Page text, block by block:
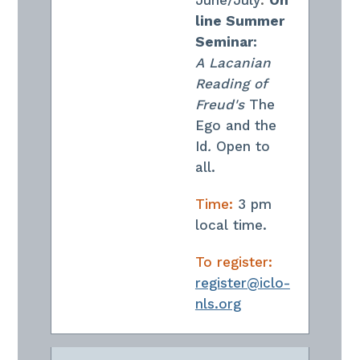
line Summer
Seminar:
A Lacanian
Reading of
Freud's The
Ego and the
Id. Open to
all.
Time: 3 pm
local time.
To register:
register@iclo-
nls.org